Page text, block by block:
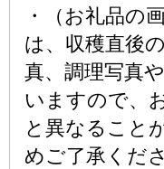
・（お礼品の
は、収穫直後
真、調理写真
いますので、
と異なること
めご了承くだ